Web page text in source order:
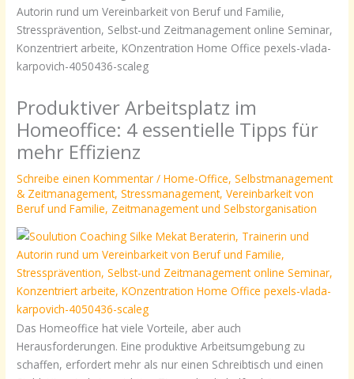
Produktiver Arbeitsplatz im
Homeoffice: 4 essentielle Tipps für
mehr Effizienz
Schreibe einen Kommentar /Home-Office,Selbstmanagement
& Zeitmanagement,Stressmanagement,Vereinbarkeit von
Beruf und Familie, Zeitmanagement und Selbstorganisation
Das Homeoffice hat viele Vorteile, aber auch
Herausforderungen. Eine produktive Arbeitsumgebung zu
schaffen, erfordert mehr als nur einen Schreibtisch und einen